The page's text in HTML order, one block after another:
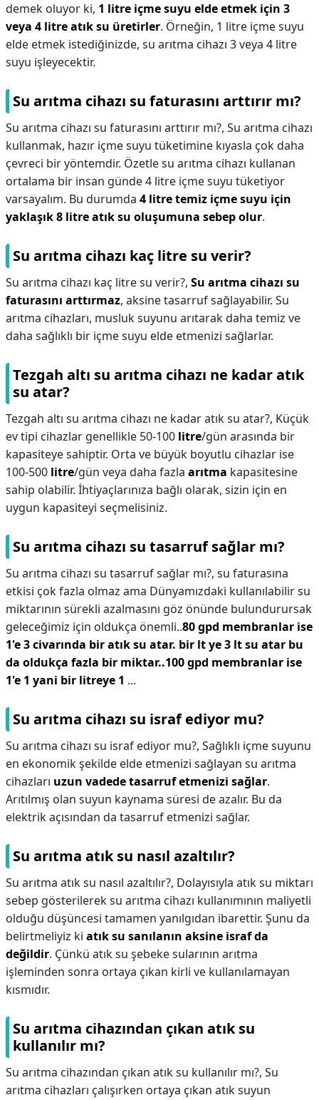
demek oluyor ki, 1 litre içme suyu elde etmek için 3
veya 4 litre atık su üretirler. Örneğin, 1 litre içme suyu
elde etmek istediğinizde, su arıtma cihazı 3 veya 4 litre
suyu işleyecektir.
Su arıtma cihazı su faturasını arttırır mı?
Su arıtma cihazı su faturasını arttırır mı?, Su arıtma cihazı
kullanmak, hazır içme suyu tüketimine kıyasla çok daha
çevreci bir yöntemdir. Özetle su arıtma cihazı kullanan
ortalama bir insan günde 4 litre içme suyu tüketiyor
varsayalım. Bu durumda 4 litre temiz içme suyu için
yaklaşık 8 litre atık su oluşumuna sebep olur.
Su arıtma cihazı kaç litre su verir?
Su arıtma cihazı kaç litre su verir?, Su arıtma cihazı su
faturasını arttırmaz, aksine tasarruf sağlayabilir. Su
arıtma cihazları, musluk suyunu arıtarak daha temiz ve
daha sağlıklı bir içme suyu elde etmenizi sağlarlar.
Tezgah altı su arıtma cihazı ne kadar atık
su atar?
Tezgah altı su arıtma cihazı ne kadar atık su atar?, Küçük
ev tipi cihazlar genellikle 50-100 litre/gün arasında bir
kapasiteye sahiptir. Orta ve büyük boyutlu cihazlar ise
100-500 litre/gün veya daha fazla arıtma kapasitesine
sahip olabilir. İhtiyaçlarınıza bağlı olarak, sizin için en
uygun kapasiteyi seçmelisiniz.
Su arıtma cihazı su tasarruf sağlar mı?
Su arıtma cihazı su tasarruf sağlar mı?, su faturasına
etkisi çok fazla olmaz ama Dünyamızdaki kullanılabilir su
miktarının sürekli azalmasını göz önünde bulundurursak
geleceğimiz için oldukça önemli..80 gpd membranlar ise
1'e 3 civarında bir atık su atar. bir lt ye 3 lt su atar bu
da oldukça fazla bir miktar..100 gpd membranlar ise
1'e 1 yani bir litreye 1 ...
Su arıtma cihazı su israf ediyor mu?
Su arıtma cihazı su israf ediyor mu?, Sağlıklı içme suyunu
en ekonomik şekilde elde etmenizi sağlayan su arıtma
cihazları uzun vadede tasarruf etmenizi sağlar.
Arıtılmış olan suyun kaynama süresi de azalır. Bu da
elektrik açısından da tasarruf etmenizi sağlar.
Su arıtma atık su nasıl azaltılır?
Su arıtma atık su nasıl azaltılır?, Dolayısıyla atık su miktarı
sebep gösterilerek su arıtma cihazı kullanımının maliyetli
olduğu düşüncesi tamamen yanılgıdan ibarettir. Şunu da
belirtmeliyiz ki atık su sanılanın aksine israf da
değildir. Çünkü atık su şebeke sularının arıtma
işleminden sonra ortaya çıkan kirli ve kullanılamayan
kısmıdır.
Su arıtma cihazından çıkan atık su
kullanılır mı?
Su arıtma cihazından çıkan atık su kullanılır mı?, Su
arıtma cihazları çalışırken ortaya çıkan atık suyun